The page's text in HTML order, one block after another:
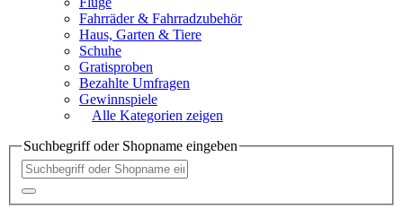
Fahrräder & Fahrradzubehör
Haus, Garten & Tiere
Schuhe
Gratisproben
Bezahlte Umfragen
Gewinnspiele
Alle Kategorien zeigen
Suchbegriff oder Shopname eingeben